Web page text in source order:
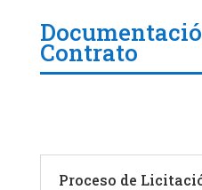
Contrato
Proceso de